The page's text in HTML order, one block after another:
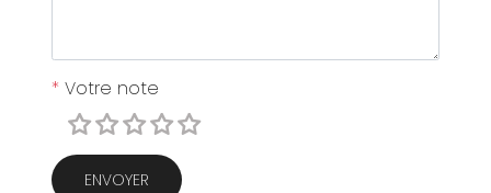
* Votre note
ENVOYER